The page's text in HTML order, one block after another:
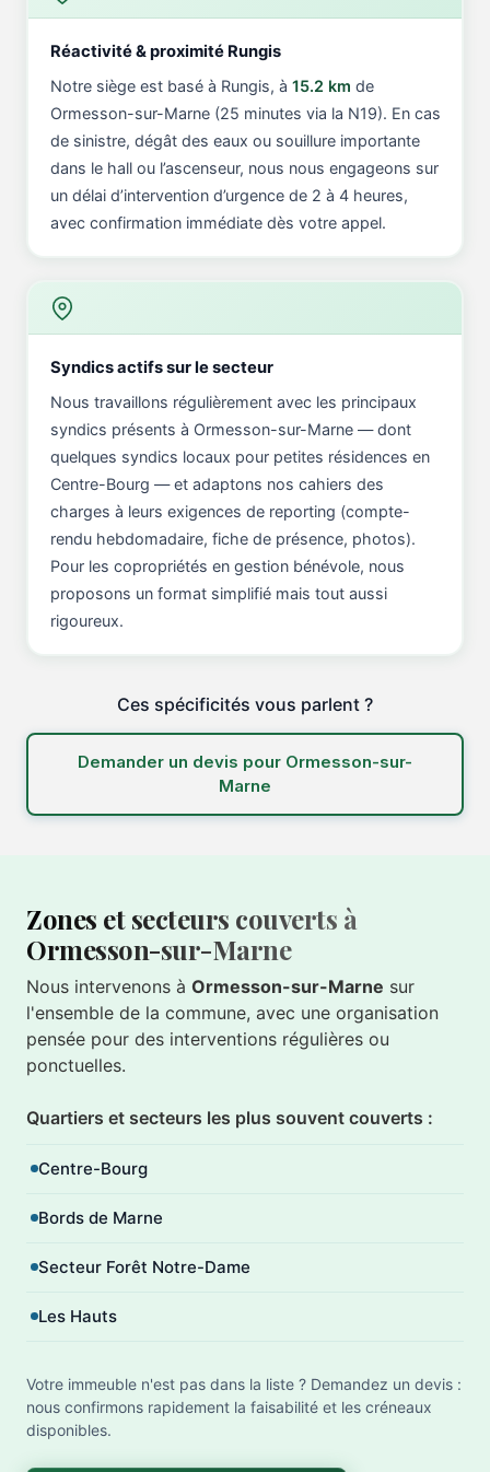
Réactivité & proximité Rungis
Notre siège est basé à Rungis, à 15.2 km de
Ormesson-sur-Marne (25 minutes via la N19). En cas
de sinistre, dégât des eaux ou souillure importante
dans le hall ou l’ascenseur, nous nous engageons sur
un délai d’intervention d’urgence de 2 à 4 heures,
avec confirmation immédiate dès votre appel.
Syndics actifs sur le secteur
Nous travaillons régulièrement avec les principaux
syndics présents à Ormesson-sur-Marne — dont
quelques syndics locaux pour petites résidences en
Centre-Bourg — et adaptons nos cahiers des
charges à leurs exigences de reporting (compte-
rendu hebdomadaire, fiche de présence, photos).
Pour les copropriétés en gestion bénévole, nous
proposons un format simplifié mais tout aussi
rigoureux.
Ces spécificités vous parlent ?
Demander un devis pour Ormesson-sur-
Marne
Zones et secteurs couverts à
Ormesson-sur-Marne
Nous intervenons à Ormesson-sur-Marne sur
l'ensemble de la commune, avec une organisation
pensée pour des interventions régulières ou
ponctuelles.
Quartiers et secteurs les plus souvent couverts :
Centre-Bourg
Bords de Marne
Secteur Forêt Notre-Dame
Les Hauts
Votre immeuble n'est pas dans la liste ? Demandez un devis :
nous confirmons rapidement la faisabilité et les créneaux
disponibles.